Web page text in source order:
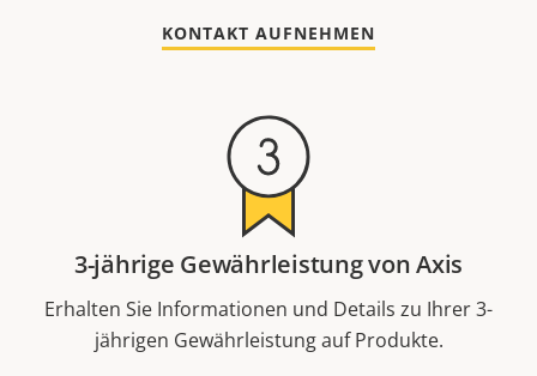
KONTAKT AUFNEHMEN
3-jährige Gewährleistung von Axis
Erhalten Sie Informationen und Details zu Ihrer 3-
jährigen Gewährleistung auf Produkte.